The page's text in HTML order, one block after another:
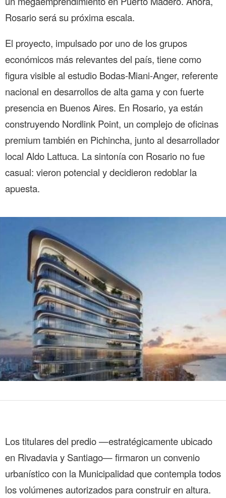
Rosario será su próxima escala.
El proyecto, impulsado por uno de los grupos
económicos más relevantes del país, tiene como
figura visible al estudio Bodas-Miani-Anger, referente
nacional en desarrollos de alta gama y con fuerte
presencia en Buenos Aires. En Rosario, ya están
construyendo Nordlink Point, un complejo de oficinas
premium también en Pichincha, junto al desarrollador
local Aldo Lattuca. La sintonía con Rosario no fue
casual: vieron potencial y decidieron redoblar la
apuesta.
Los titulares del predio —estratégicamente ubicado
en Rivadavia y Santiago— firmaron un convenio
urbanístico con la Municipalidad que contempla todos
los volúmenes autorizados para construir en altura.